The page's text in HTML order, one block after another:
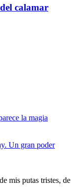
calamar
la magia
Un gran poder
mis putas tristes, de